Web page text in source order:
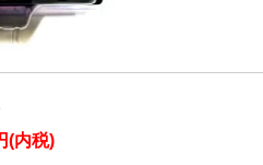
(内税)